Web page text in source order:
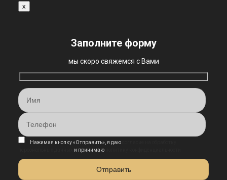
x
Заполните форму
мы скоро свяжемся с Вами
Нажимая кнопку «Отправить», я даю
и принимаю